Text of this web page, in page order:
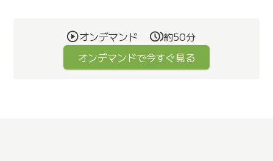
オンデマンド
約50分
オンデマンドで今すぐ見る